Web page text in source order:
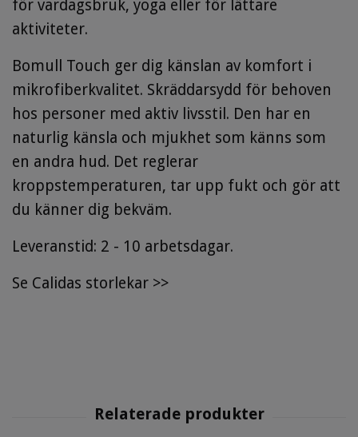
för vardagsbruk, yoga eller för lättare
aktiviteter.
Bomull Touch ger dig känslan av komfort i
mikrofiberkvalitet. Skräddarsydd för behoven
hos personer med aktiv livsstil. Den har en
naturlig känsla och mjukhet som känns som
en andra hud. Det reglerar
kroppstemperaturen, tar upp fukt och gör att
du känner dig bekväm.
Leveranstid: 2 - 10 arbetsdagar.
Se Calidas storlekar >>